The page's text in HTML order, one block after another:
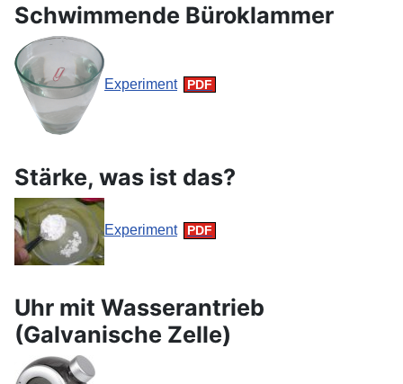
Schwimmende Büroklammer
Experiment
Stärke, was ist das?
Experiment
Uhr mit Wasserantrieb
(Galvanische Zelle)